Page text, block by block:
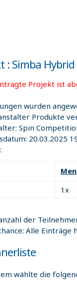
: Simba
Projekt ist
wurden
Produkte
Spin
20.03.2025
:
1x
der
Alle Einträge
wählte die